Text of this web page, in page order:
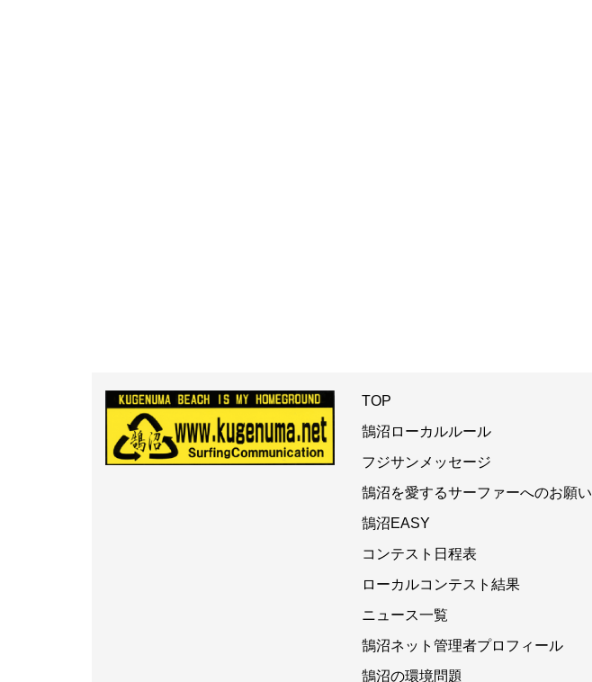
TOP
鵠沼ローカルルール
フジサンメッセージ
鵠沼を愛するサーファーへのお願い
鵠沼EASY
コンテスト日程表
ローカルコンテスト結果
ニュース一覧
鵠沼ネット管理者プロフィール
鵠沼の環境問題